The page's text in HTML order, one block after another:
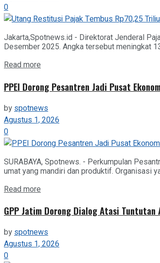
0
Jakarta,Spotnews.id - Direktorat Jenderal
Desember 2025. Angka tersebut meningkat
Read more
PPEI Dorong Pesantren Jadi Pusat
by spotnews
Agustus 1, 2026
0
SURABAYA, Spotnews. - Perkumpulan
umat yang mandiri dan produktif. Organisasi
Read more
GPP Jatim Dorong Dialog Atasi Tuntutan
byspotnews
Agustus 1, 2026
0